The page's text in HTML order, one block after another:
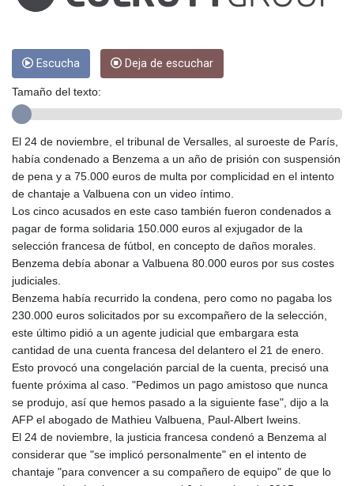
GBP 0.856968
GHS 13.596606
GIP 0.8566
GNF 10145.090599
GYD 241.849406
HKD 9.067746
HNL 31.077375
HRK 7.536622
HTG 151.150865
HUF 363.096405
IDR 20580.370421
ILS 3.468234
INR 109.992259
IQD 1515.115748
IRR
1590322.371805
ISK 142.598215
JEP 0.8566
JMD 183.583315
JOD 0.819746
JPY 182.445186
KES 148.887592
KGS 101.104505
Escucha Deja de escuchar
Tamaño del texto:
El 24 de noviembre, el tribunal de Versalles, al suroeste de París,
había condenado a Benzema a un año de prisión con suspensión
de pena y a 75.000 euros de multa por complicidad en el intento
de chantaje a Valbuena con un video íntimo.
Los cinco acusados en este caso también fueron condenados a
pagar de forma solidaria 150.000 euros al exjugador de la
selección francesa de fútbol, en concepto de daños morales.
Benzema debía abonar a Valbuena 80.000 euros por sus costes
judiciales.
Benzema había recurrido la condena, pero como no pagaba los
230.000 euros solicitados por su excompañero de la selección,
este último pidió a un agente judicial que embargara esta
cantidad de una cuenta francesa del delantero el 21 de enero.
Esto provocó una congelación parcial de la cuenta, precisó una
fuente próxima al caso. "Pedimos un pago amistoso que nunca
se produjo, así que hemos pasado a la siguiente fase", dijo a la
AFP el abogado de Mathieu Valbuena, Paul-Albert Iweins.
El 24 de noviembre, la justicia francesa condenó a Benzema al
considerar que "se implicó personalmente" en el intento de
chantaje "para convencer a su compañero de equipo" de que lo